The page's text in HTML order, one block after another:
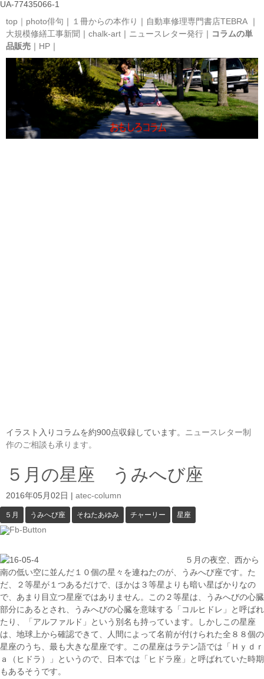
UA-77435066-1
top｜ photo俳句 ｜ １冊からの本作り ｜ 自動車修理専門書店TEBRA
｜
大規模修繕工事新聞 ｜ chalk-art ｜ ニュースレター発行 ｜ コラムの単
品販売 ｜ HP ｜
イラスト入りコラムを約900点収録しています。
ニュースレター制
作のご相談も承ります。
５月の星座 うみへび座
2016年05月02日 atec-column
５月 うみへび座 そねたあゆみ チャーリー 星座
５月の夜空、西から
南の低い空に並んだ１０個の星々を連ねたのが、うみへび座です。た
だ、２等星が１つあるだけで、ほかは３等星よりも暗い星ばかりなの
で、あまり目立つ星座ではありません。この２等星は、うみへびの心臓
部分にあるとされ、うみへびの心臓を意味する「コルヒドレ」と呼ばれ
たり、「アルファルド」という別名も持っています。しかしこの星座
は、地球上から確認できて、人間によって名前が付けられた全８８個の
星座のうち、最も大きな星座です。この星座はラテン語では「Ｈｙｄｒ
ａ（ヒドラ）」というので、日本では「ヒドラ座」と呼ばれていた時期
もあるそうです。